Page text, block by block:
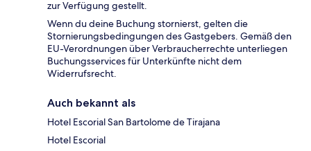
zur Verfügung gestellt.
Wenn du deine Buchung stornierst, gelten die
Stornierungsbedingungen des Gastgebers. Gemäß den
EU-Verordnungen über Verbraucherrechte unterliegen
Buchungsservices für Unterkünfte nicht dem
Widerrufsrecht.
Auch bekannt als
Hotel Escorial San Bartolome de Tirajana
Hotel Escorial